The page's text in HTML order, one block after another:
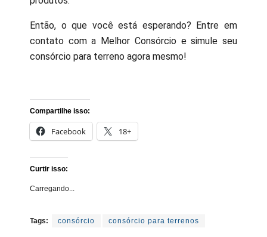
Então, o que você está esperando? Entre em
contato com a Melhor Consórcio e simule seu
consórcio para terreno agora mesmo!
Compartilhe isso:
Facebook 18+
Curtir isso:
Carregando...
Tags: consórcio consórcio para terrenos